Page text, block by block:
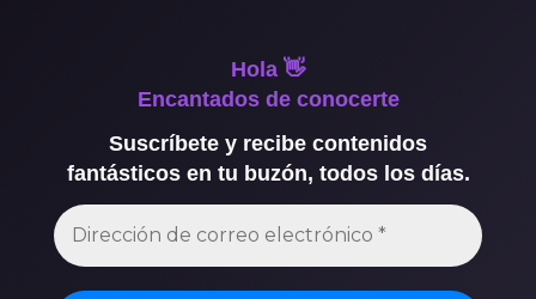
Hola 👋
Encantados de conocerte
Suscríbete y recibe contenidos
fantásticos en tu buzón, todos los días.